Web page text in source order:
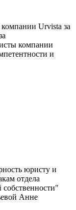
Urvista за
компании
и
юристу и
отдела
Анне